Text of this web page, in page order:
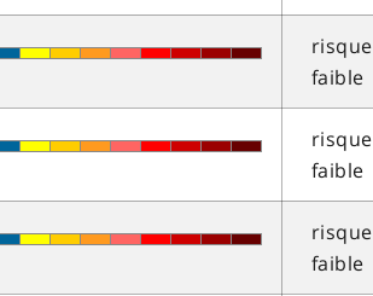
risque
faible
risque
faible
risque
faible